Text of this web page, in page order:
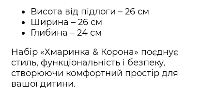
Висота від підлоги – 26 см
Ширина – 26 см
Глибина – 24 см
Набір «Хмаринка & Корона» поєднує
стиль, функціональність і безпеку,
створюючи комфортний простір для
вашої дитини.